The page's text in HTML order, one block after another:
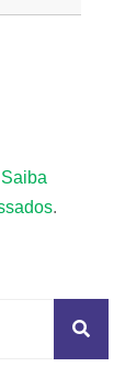
Saiba
.